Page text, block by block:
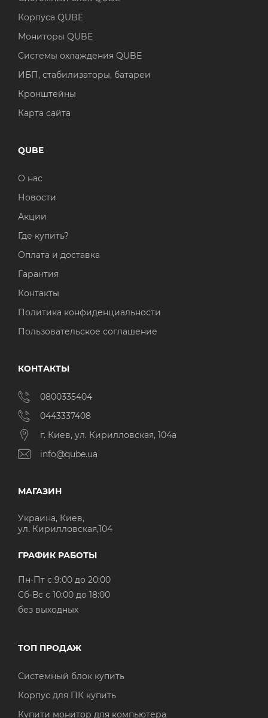
Корпуса QUBE
Мониторы QUBE
Системы охлаждения QUBE
ИБП, стабилизаторы, батареи
Кронштейны
Карта сайта
QUBE
О нас
Новости
Акции
Где купить?
Оплата и доставка
Гарантия
Контакты
Политика конфиденциальности
Пользовательское соглашение
КОНТАКТЫ
0800335404
0443337408
г. Киев, ул. Кирилловская, 104а
info@qube.ua
МАГАЗИН
Украина, Киев,
ул. Кирилловская,104
ГРАФИК РАБОТЫ
Пн-Пт с 9:00 до 20:00
Cб-Вс с 10:00 до 18:00
без выходных
ТОП ПРОДАЖ
Системный блок купить
Корпус для ПК купить
Купити монитор для компьютера